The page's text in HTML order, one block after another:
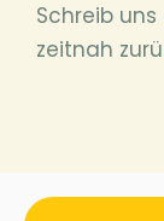
Schreib
zeitnah